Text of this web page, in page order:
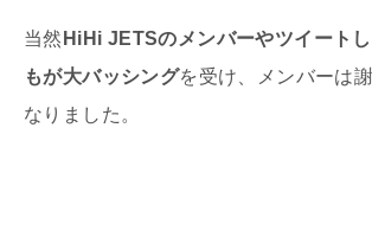
当然 HiHi JETSのメンバーやツイート
もが大バッシングを受け、メンバーは
なりました。